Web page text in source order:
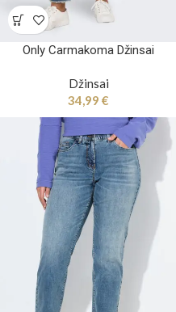
Only Carmakoma Džinsai
Džinsai
34,99 €